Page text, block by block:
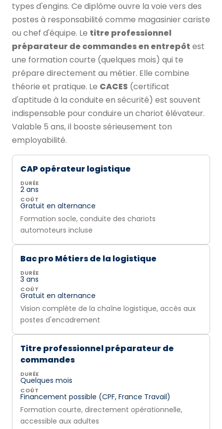
types d'engins. Ce diplôme ouvre la voie vers des
postes à responsabilité comme magasinier cariste
ou chef d'équipe. Le titre professionnel
préparateur de commandes en entrepôt est
une formation courte (quelques mois) qui te
prépare directement au métier. Elle combine
théorie et pratique. Le CACES (certificat
d'aptitude à la conduite en sécurité) est souvent
indispensable pour conduire un chariot élévateur.
Valable 5 ans, il booste sérieusement ton
employabilité.
CAP opérateur logistique
DURÉE
2 ans
COÛT
Gratuit en alternance
Formation socle, conduite des chariots
automoteurs incluse
Bac pro Métiers de la logistique
DURÉE
3 ans
COÛT
Gratuit en alternance
Vision complète de la chaîne logistique, accès aux
postes d'encadrement
Titre professionnel préparateur de
commandes
DURÉE
Quelques mois
COÛT
Financement possible (CPF, France Travail)
Formation courte, directement opérationnelle,
accessible aux adultes